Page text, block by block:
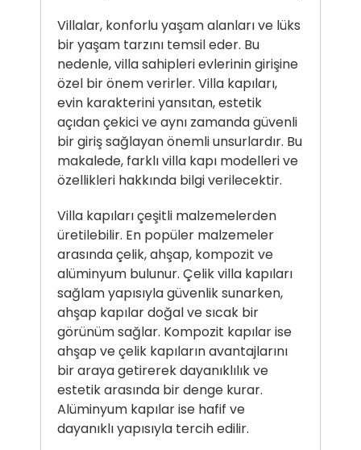
Villalar, konforlu yaşam alanları ve lüks
bir yaşam tarzını temsil eder. Bu
nedenle, villa sahipleri evlerinin girişine
özel bir önem verirler. Villa kapıları,
evin karakterini yansıtan, estetik
açıdan çekici ve aynı zamanda güvenli
bir giriş sağlayan önemli unsurlardır. Bu
makalede, farklı villa kapı modelleri ve
özellikleri hakkında bilgi verilecektir.
Villa kapıları çeşitli malzemelerden
üretilebilir. En popüler malzemeler
arasında çelik, ahşap, kompozit ve
alüminyum bulunur. Çelik villa kapıları
sağlam yapısıyla güvenlik sunarken,
ahşap kapılar doğal ve sıcak bir
görünüm sağlar. Kompozit kapılar ise
ahşap ve çelik kapıların avantajlarını
bir araya getirerek dayanıklılık ve
estetik arasında bir denge kurar.
Alüminyum kapılar ise hafif ve
dayanıklı yapısıyla tercih edilir.